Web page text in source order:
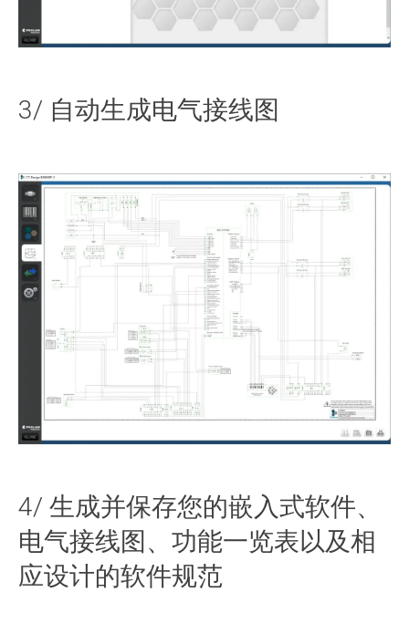
3/ 自动生成电气接线图
4/ 生成并保存您的嵌入式软件、
电气接线图、功能一览表以及相
应设计的软件规范